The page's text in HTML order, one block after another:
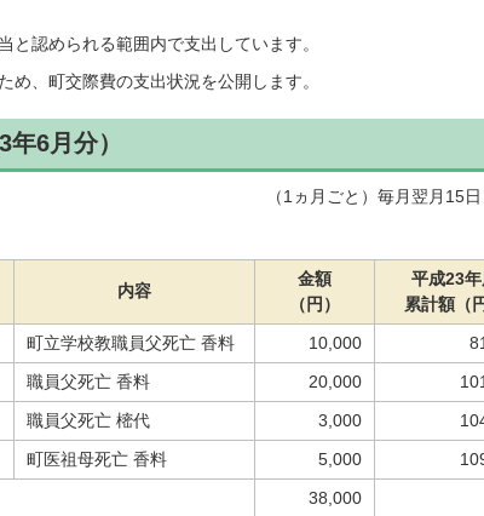
と認められる範囲内で支出しています。
め、町交際費の支出状況を公開します。
6月分）
（1ヵ月ごと）毎月翌月15
内容
金額
（円）
平成23
累計額（
町立学校教職員父死亡 香料 10,000
職員父死亡 香料 20,000
職員父死亡 樒代 3,000
町医祖母死亡 香料 5,000
38,000